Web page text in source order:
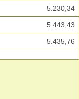
5.230,34
5.443,43
5.435,76